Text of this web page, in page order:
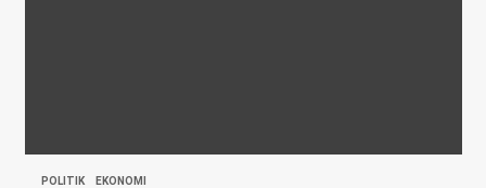
POLITIK EKONOMI